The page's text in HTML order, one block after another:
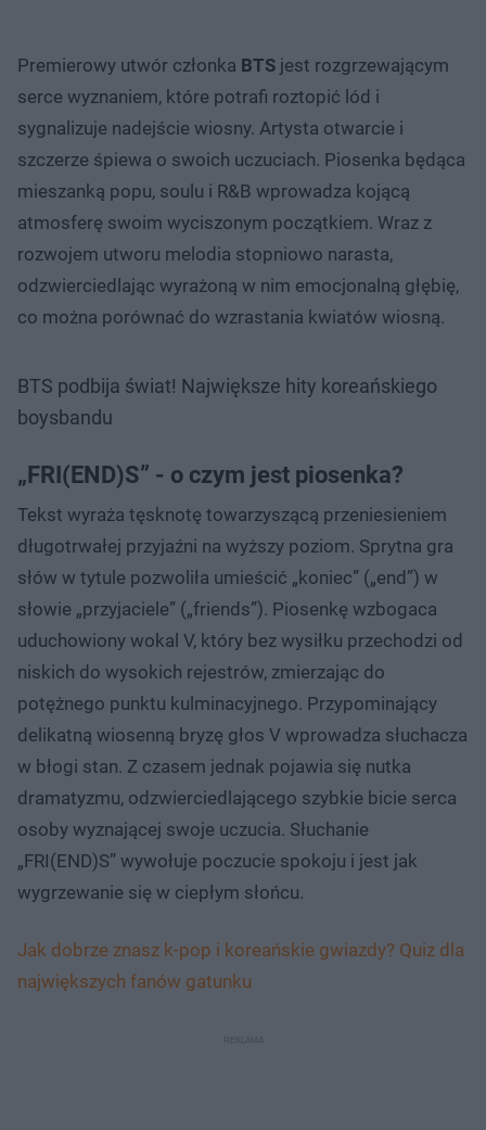
Premierowy utwór członka BTS jest rozgrzewającym
serce wyznaniem, które potrafi roztopić lód i
sygnalizuje nadejście wiosny. Artysta otwarcie i
szczerze śpiewa o swoich uczuciach. Piosenka będąca
mieszanką popu, soulu i R&B wprowadza kojącą
atmosferę swoim wyciszonym początkiem. Wraz z
rozwojem utworu melodia stopniowo narasta,
odzwierciedlając wyrażoną w nim emocjonalną głębię,
co można porównać do wzrastania kwiatów wiosną.
BTS podbija świat! Największe hity koreańskiego
boysbandu
„FRI(END)S” - o czym jest piosenka?
Tekst wyraża tęsknotę towarzyszącą przeniesieniem
długotrwałej przyjaźni na wyższy poziom. Sprytna gra
słów w tytule pozwoliła umieścić „koniec” („end”) w
słowie „przyjaciele” („friends”). Piosenkę wzbogaca
uduchowiony wokal V, który bez wysiłku przechodzi od
niskich do wysokich rejestrów, zmierzając do
potężnego punktu kulminacyjnego. Przypominający
delikatną wiosenną bryzę głos V wprowadza słuchacza
w błogi stan. Z czasem jednak pojawia się nutka
dramatyzmu, odzwierciedlającego szybkie bicie serca
osoby wyznającej swoje uczucia. Słuchanie
„FRI(END)S” wywołuje poczucie spokoju i jest jak
wygrzewanie się w ciepłym słońcu.
Jak dobrze znasz k-pop i koreańskie gwiazdy? Quiz dla
największych fanów gatunku